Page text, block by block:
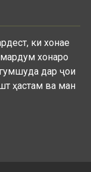
ки хонае
хонаро
дар ҷои
ҳастам ва ман